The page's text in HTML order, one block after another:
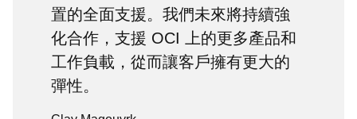
置的全面支援。我們未來將持續強
化合作，支援 OCI 上的更多產品和
工作負載，從而讓客戶擁有更大的
彈性。